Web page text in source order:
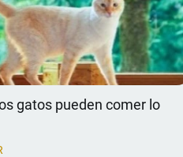
gatos pueden comer lo